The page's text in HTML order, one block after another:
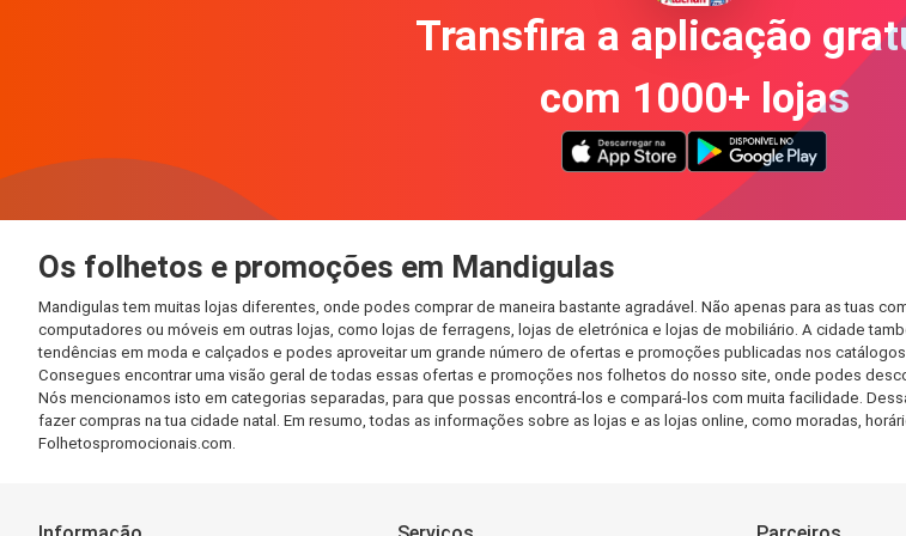
Transfira a aplicação
com 1000+ lojas
Os folhetos e promoções em Mandigulas
Mandigulas tem muitas lojas diferentes, onde podes comprar de maneira bastante agradável. Não apenas para as tuas
computadores ou móveis em outras lojas, como lojas de ferragens, lojas de eletrónica e lojas de mobiliário. A cidade
tendências em moda e calçados e podes aproveitar um grande número de ofertas e promoções publicadas nos
Consegues encontrar uma visão geral de todas essas ofertas e promoções nos folhetos do nosso site, onde podes
Nós mencionamos isto em categorias separadas, para que possas encontrá-los e compará-los com muita facilidade.
fazer compras na tua cidade natal. Em resumo, todas as informações sobre as lojas e as lojas online, como moradas,
Folhetospromocionais.com.